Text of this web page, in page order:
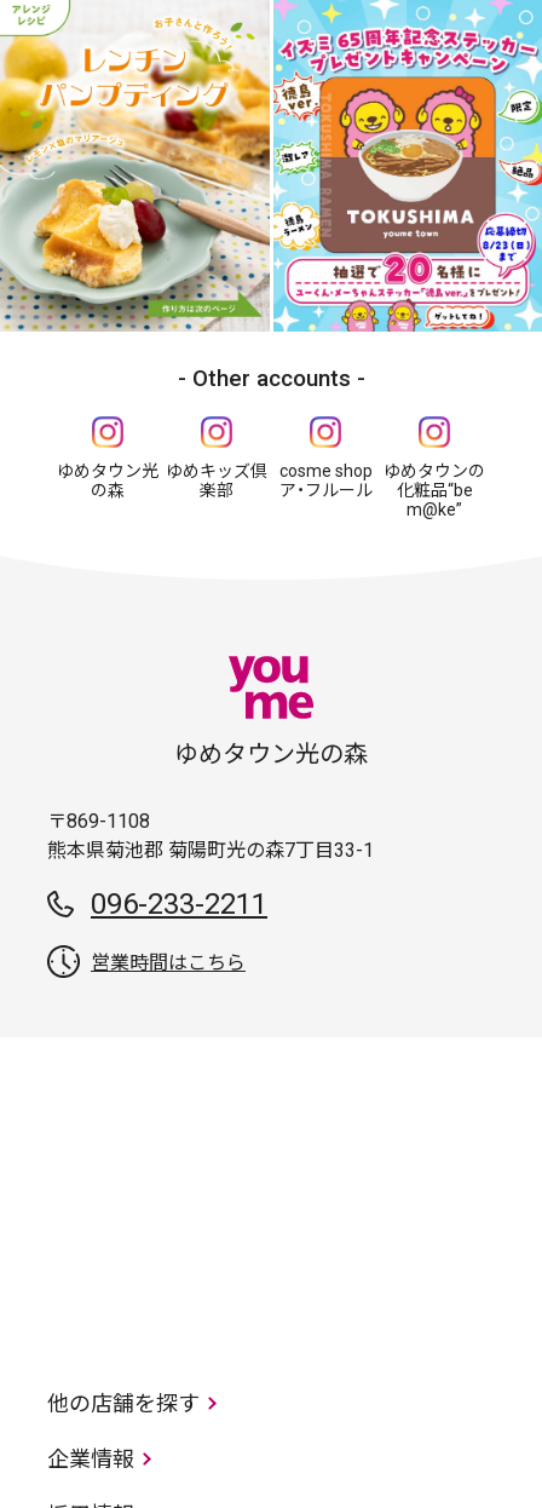
Other accounts
ゆめタウン光
の森
ゆめキッズ倶
楽部
cosme shop
ア・フルール
ゆめタウンの
化粧品“be
m@ke”
ゆめタウン光の森
〒869-1108
熊本県菊池郡 菊陽町光の森7丁目33-1
096-233-2211
営業時間はこちら
他の店舗を探す
企業情報